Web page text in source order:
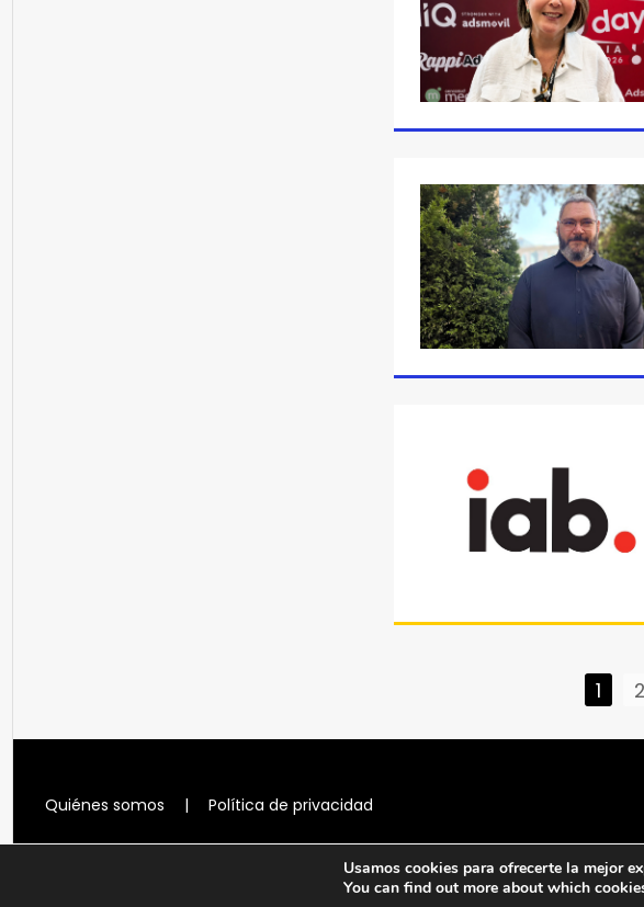
1 2
Quiénes somos | Política de privacidad
Usamos cookies para ofrecerte la mejor
You can find out more about which